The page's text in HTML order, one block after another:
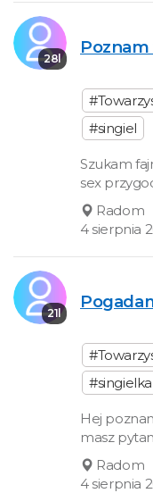
28l
#singiel
Szukam
sex
Radom
4 sierpnia
21l
#singielka
Hej
masz
Radom
4 sierpnia